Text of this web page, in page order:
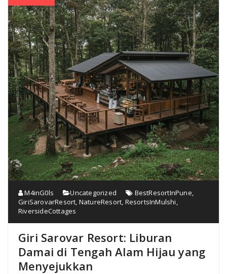
M4inG0ls Uncategorized BestResortInPune,
GiriSarovarResort, NatureResort, ResortsInMulshi,
RiversideCottages
Giri Sarovar Resort: Liburan
Damai di Tengah Alam Hijau yang
Menyejukkan